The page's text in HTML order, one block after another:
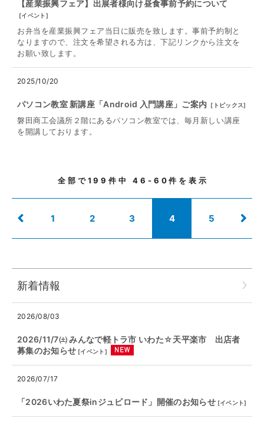
【産業振興フェア】出展者様向け昼食事前予約について
[イベント ]
お弁当を産業振興フェア当日に販売を致します。事前予約制と
なりますので、注文を希望される方は、下記リンクから注文を
お願い致します。
2025/10/20
パソコン教室 新講座「Android 入門講座」ご案内 [ トピックス]
磐田商工会議所２階にあるパソコン教室では、毎月新しい講座
を開講しております。
全部で199件中 46-60件を表示
1 2 3 4 5
新着情報
2026/08/03
2026/11/7㈯ みんなで軽トラ市 いわた☆天平楽市 出店者
募集のお知らせ [イベント ]
2026/07/17
「2026いわた夏祭inジュビロード」開催のお知らせ [イベント]